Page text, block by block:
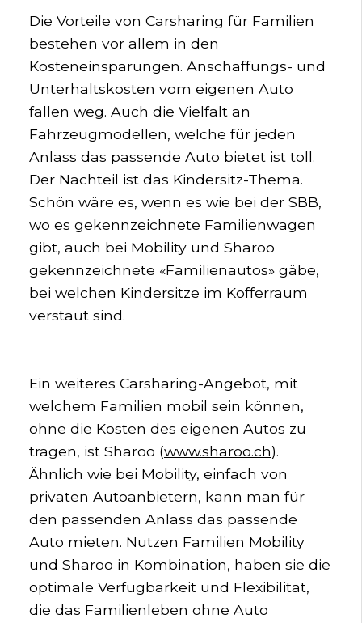
Die Vorteile von Carsharing für Familien
bestehen vor allem in den
Kosteneinsparungen. Anschaffungs- und
Unterhaltskosten vom eigenen Auto
fallen weg. Auch die Vielfalt an
Fahrzeugmodellen, welche für jeden
Anlass das passende Auto bietet ist toll.
Der Nachteil ist das Kindersitz-Thema.
Schön wäre es, wenn es wie bei der SBB,
wo es gekennzeichnete Familienwagen
gibt, auch bei Mobility und Sharoo
gekennzeichnete «Familienautos» gäbe,
bei welchen Kindersitze im Kofferraum
verstaut sind.
Ein weiteres Carsharing-Angebot, mit
welchem Familien mobil sein können,
ohne die Kosten des eigenen Autos zu
tragen, ist Sharoo (www.sharoo.ch).
Ähnlich wie bei Mobility, einfach von
privaten Autoanbietern, kann man für
den passenden Anlass das passende
Auto mieten. Nutzen Familien Mobility
und Sharoo in Kombination, haben sie die
optimale Verfügbarkeit und Flexibilität,
die das Familienleben ohne Auto